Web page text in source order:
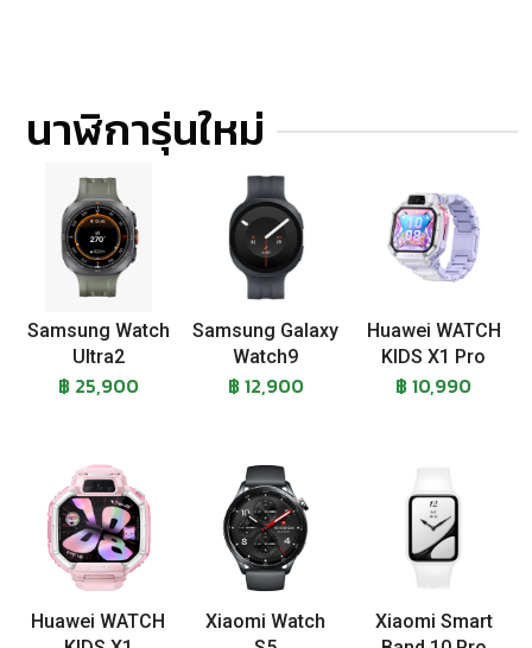
นาฬิการุ่นใหม่
Samsung Watch
Ultra2
฿ 25,900
Samsung Galaxy
Watch9
฿ 12,900
Huawei WATCH
KIDS X1 Pro
฿ 10,990
Huawei WATCH
Xiaomi Watch
Xiaomi Smart